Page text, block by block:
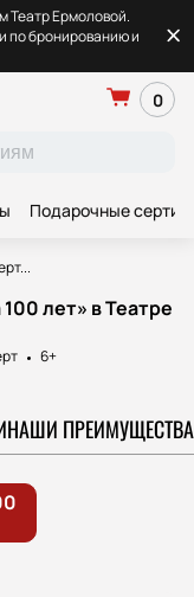
Театр Ермоловой.
по бронированию и
0
Подарочные
лет» в Театре
6+
НАШИ ПРЕИМУЩЕСТВА